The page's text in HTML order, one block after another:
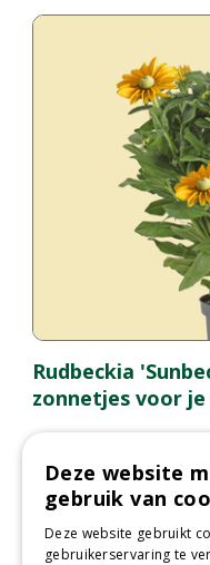
Rudbeckia
zonnetjes voor
Op zoek naar een
geeft in de zomer en
Rudbeckia ‘Sunbeckia
steel. Met haar
fleurt ze elke border of
Deze website
gebruik van
Deze website gebruikt
gebruikerservaring te